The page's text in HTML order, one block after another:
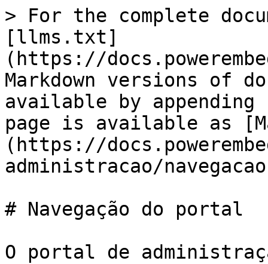
> For the complete
[llms.txt]
(https://
Markdown versions of
available by
page is available as
(https://
administracao/
# Navegação do portal
O portal de